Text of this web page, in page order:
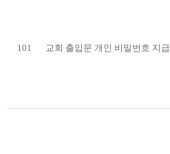
101 교회 출입문 개인 비밀번호 지급